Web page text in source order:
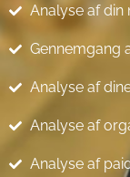
Analyse af
Gennemgang
Analyse af
Analyse af
Analyse af